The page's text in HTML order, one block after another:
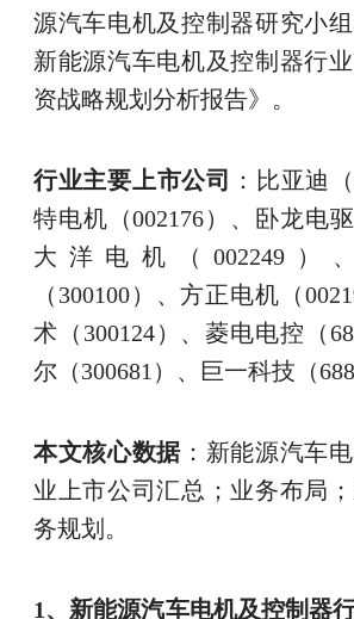
源汽车电机及控制器研究小
新能源汽车电机及控制器行
资战略规划分析报告》。
行业主要上市公司
：比亚迪
特电机（002176）、卧龙电驱
大洋电机（002249）
（300100）、方正电机（
术（300124）、菱电电控（
尔（300681）、巨一科技（
本文核心数据：新能源汽车
业上市公司汇总；业务布局
务规划。
1、新能源汽车电机及控制器